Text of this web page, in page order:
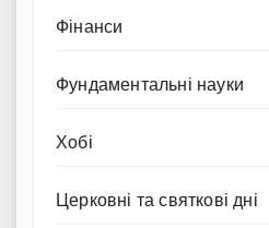
Фінанси
Фундаментальні науки
Хобі
Церковні та святкові дні